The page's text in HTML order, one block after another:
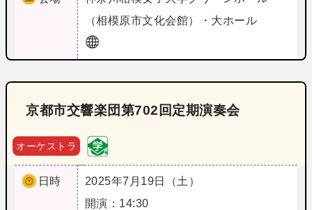
（相模原市文化会館）・大ホール
京都市交響楽団第702回定期演奏会
オーケストラ
日時
2025年7月19日（土）
開演：14:30